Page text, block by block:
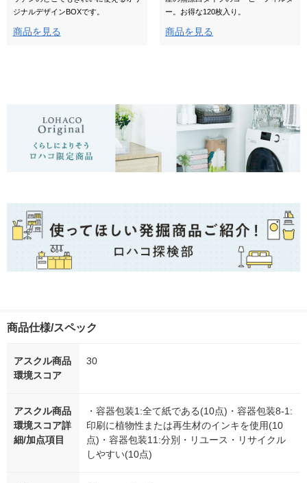
ジナルデザインBOXです。
商品を見る
ー。お得な120枚入り。
商品を見る
商品仕様/スペック
アスクル商品
環境スコア
30
アスクル商品
環境スコア詳
細/加点項目
・容器包装1:全て紙である(10点)・容器包装8-1:
印刷に植物性または再生材のインキを使用(10
点)・容器包装11:分別・リユース・リサイクル
しやすい(10点)